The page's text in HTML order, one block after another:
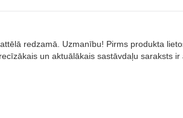
redzamā. Uzmanību! Pirms produkta
un aktuālākais sastāvdaļu saraksts ir